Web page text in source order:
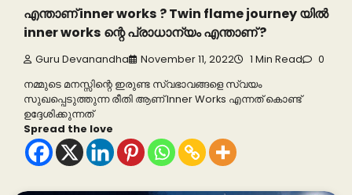
എന്താണ് inner works ? Twin flame journey യിൽ
inner works ന്റെ പ്രാധാന്യം എന്താണ് ?
Guru Devanandha November 11, 2022 1 Min Read 0
നമ്മുടെ മനസ്സിന്റെ ഇരുണ്ട സ്വഭാവങ്ങളെ സ്വയം
സുഖപ്പെടുത്തുന്ന രീതി ആണ് Inner Works എന്നത് കൊണ്ട്
ഉദ്ദേശിക്കുന്നത്
Spread the love